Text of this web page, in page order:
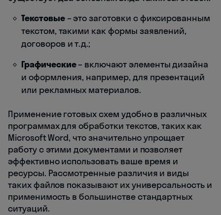
Текстовые– это заготовки с фиксированным
текстом, такими как формы заявлений,
договоров и т.д.;
Графические– включают элементы дизайна
и оформления, например, для презентаций
или рекламных материалов.
Применение готовых схем удобно в различных
программах для обработки текстов, таких как
Microsoft Word, что значительно упрощает
работу с этими документами и позволяет
эффективно использовать ваше время и
ресурсы. Рассмотренные различия и виды
таких файлов показывают их универсальность и
применимость в большинстве стандартных
ситуаций.